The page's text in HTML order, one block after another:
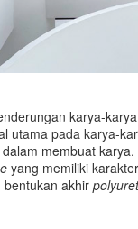
karya-
utama pada karya-
membuat
yang memiliki
akhir